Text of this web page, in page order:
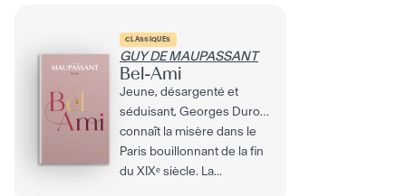
CLASSIQUES
GUY DE MAUPASSANT
Bel-Ami
Jeune, désargenté et
séduisant, Georges Duroy
connaît la misère dans le
Paris bouillonnant de la fin
du XIXᵉ siècle. La...